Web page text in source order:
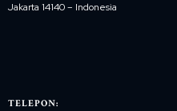
Jakarta 14140 – Indonesia
TELEPON: